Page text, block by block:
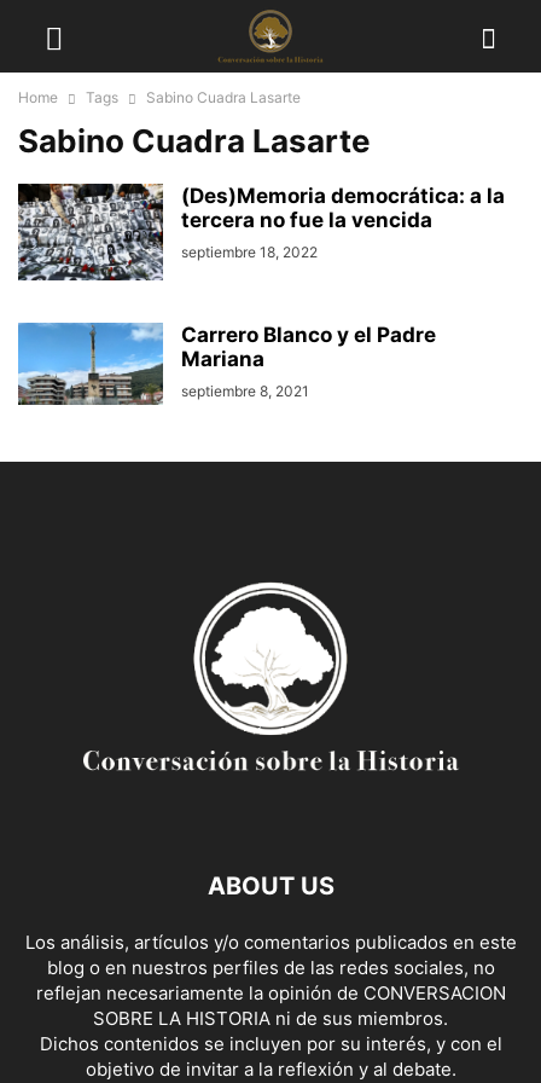
Home Tags Sabino Cuadra Lasarte
Sabino Cuadra Lasarte
(Des)Memoria democrática: a la
tercera no fue la vencida
septiembre 18, 2022
Carrero Blanco y el Padre
Mariana
septiembre 8, 2021
ABOUT US
Los análisis, artículos y/o comentarios publicados en este
blog o en nuestros perfiles de las redes sociales, no
reflejan necesariamente la opinión de CONVERSACION
SOBRE LA HISTORIA ni de sus miembros.
Dichos contenidos se incluyen por su interés, y con el
objetivo de invitar a la reflexión y al debate.